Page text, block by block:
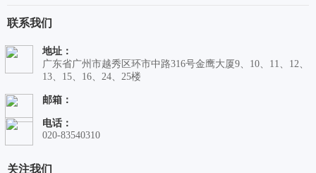
联系我们
地址：
广东省广州市越秀区环市中路316号金鹰大厦9、10、11、12、
13、15、16、24、25楼
邮箱：
电话：
020-83540310
关注我们